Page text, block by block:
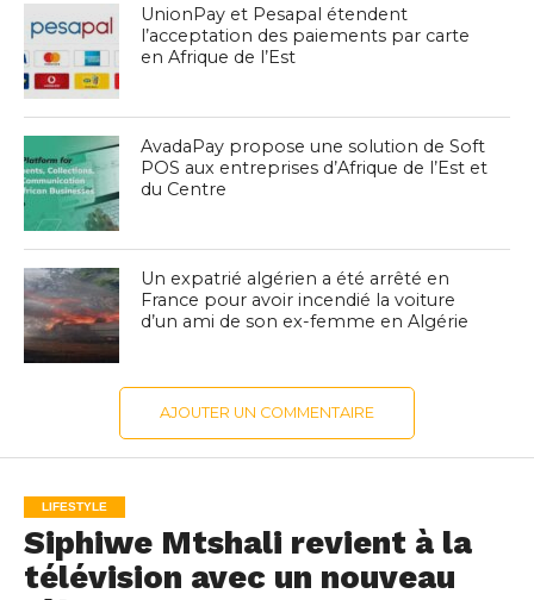
UnionPay et Pesapal étendent
l’acceptation des paiements par carte
en Afrique de l’Est
AvadaPay propose une solution de Soft
POS aux entreprises d’Afrique de l’Est et
du Centre
Un expatrié algérien a été arrêté en
France pour avoir incendié la voiture
d’un ami de son ex-femme en Algérie
AJOUTER UN COMMENTAIRE
LIFESTYLE
Siphiwe Mtshali revient à la
télévision avec un nouveau